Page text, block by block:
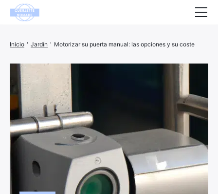
Inicio ' Jardín ' Motorizar su puerta manual: las opciones y su coste
Decoración
Casa
Bienestar
Empresa
Finanzas